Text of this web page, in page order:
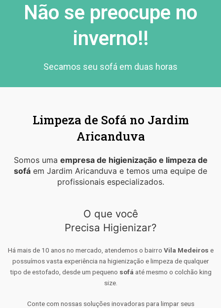
Não se preocupe no
inverno!!
Secamos seu sofá em duas horas
Limpeza de Sofá no Jardim
Aricanduva
Somos uma empresa de higienização e limpeza de
sofá em Jardim Aricanduva e temos uma equipe de
profissionais especializados.
O que você
Precisa Higienizar?
Há mais de 10 anos no mercado, atendemos o bairro Vila Medeiros e
possuímos vasta experiência na higienização e limpeza de qualquer
tipo de estofado, desde um pequeno sofá até mesmo o colchão king
size.
Conte com nossas soluções inovadoras para limpar seus